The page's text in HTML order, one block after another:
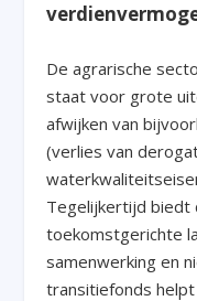
De agrarische
staat voor grote
afwijken van
(verlies van
Tegelijkertijd biedt
toekomstgerichte
samenwerking en
transitiefonds